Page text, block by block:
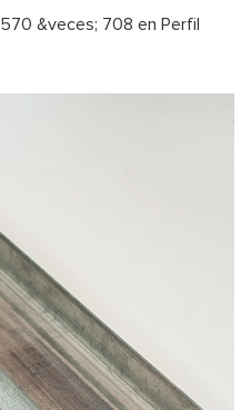
570 &veces; 708 en Perfil